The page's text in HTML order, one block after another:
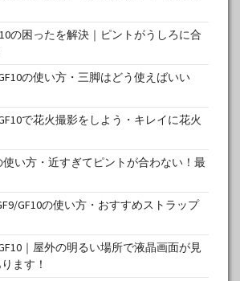
の困ったを解決｜ピントがうしろに合
の使い方・三脚はどう使えばいい
で花火撮影をしよう・キレイに花火
使い方・近すぎてピントが合わない！最
GF10の使い方・おすすめストラップ
｜屋外の明るい場所で液晶画面が見
ます！